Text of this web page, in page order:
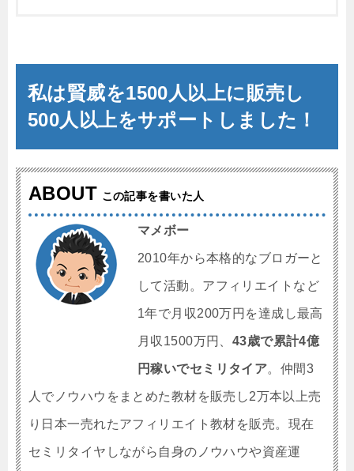
私は賢威を1500人以上に販売し
500人以上をサポートしました！
ABOUT この記事を書いた人
マメボー
2010年から本格的なブロガーと
して活動。アフィリエイトなど
1年で月収200万円を達成し最高
月収1500万円、 43歳で累計4億
円稼いでセミリタイア。仲間3
人でノウハウをまとめた教材を販売し2万本以上売
り日本一売れたアフィリエイト教材を販売。 現在
セミリタイヤしながら自身のノウハウや資産運